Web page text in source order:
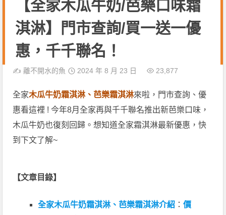
【全家木瓜牛奶/芭樂口味霜
淇淋】門市查詢/買一送一優
惠，千千聯名！
✍️離不開水的魚 2024 年 8 月 23 日 23,877
全家木瓜牛奶霜淇淋、芭樂霜淇淋來啦，門市查詢、優
惠看這裡 ! 今年8月全家再與千千聯名推出新芭樂口味，
木瓜牛奶也復刻回歸。想知道全家霜淇淋最新優惠，快
到下文了解~
【文章目錄】
全家木瓜牛奶霜淇淋、芭樂霜淇淋介紹 ：價